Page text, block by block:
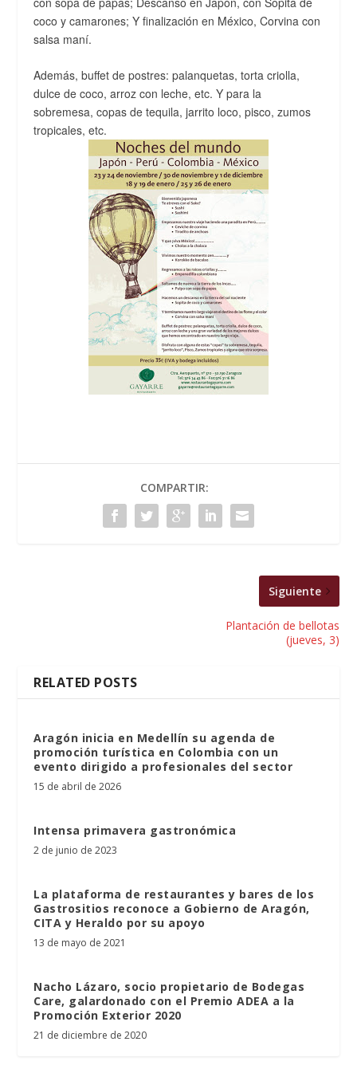
coco y camarones; Y finalización en México, Corvina con
salsa maní.
Además, buffet de postres: palanquetas, torta criolla,
dulce de coco, arroz con leche, etc. Y para la
sobremesa, copas de tequila, jarrito loco, pisco, zumos
tropicales, etc.
COMPARTIR:
Siguiente
Plantación de bellotas
(jueves, 3)
RELATED POSTS
Aragón inicia en Medellín su agenda de
promoción turística en Colombia con un
evento dirigido a profesionales del sector
15 de abril de 2026
Intensa primavera gastronómica
2 de junio de 2023
La plataforma de restaurantes y bares de los
Gastrositios reconoce a Gobierno de Aragón,
CITA y Heraldo por su apoyo
13 de mayo de 2021
Nacho Lázaro, socio propietario de Bodegas
Care, galardonado con el Premio ADEA a la
Promoción Exterior 2020
21 de diciembre de 2020